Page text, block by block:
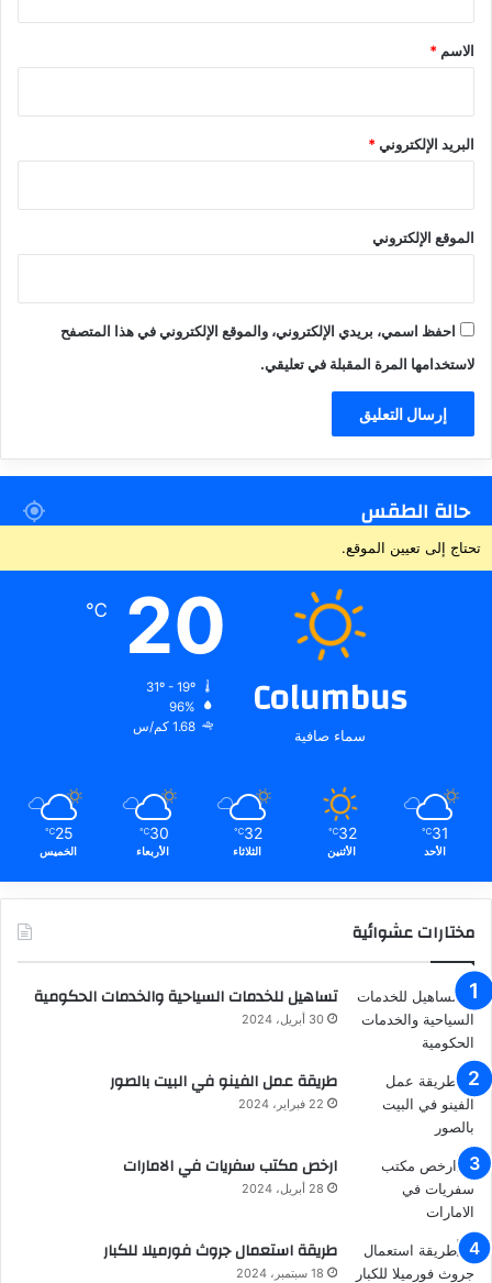
*
الاسم *
البريد الإلكتروني*
الموقع الإلكتروني
احفظ اسمي، بريدي الإلكتروني، والموقع الإلكتروني في هذا المتصفح
لاستخدامها المرة المقبلة في تعليقي.
حالة الطقس
تحتاج إلى تعيين الموقع.
Columbus
سماء صافية
20
℃
96%
1.68 كم/س
31
℃
الأحد
32
℃
الأثنين
32
℃
الثلاثاء
30
℃
الأربعاء
25
℃
الخميس
مختارات عشوائية
تساهيل للخدمات السياحية والخدمات الحكومية
30 أبريل، 2024
طريقة عمل الفينو في البيت بالصور
22 فبراير، 2024
ارخص مكتب سفريات في الامارات
28 أبريل، 2024
طريقة استعمال جروث فورميلا للكبار
18 سبتمبر، 2024